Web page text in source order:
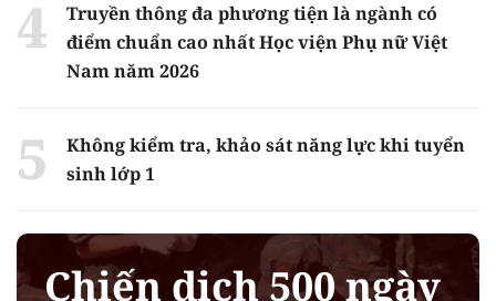
Truyền thông đa phương tiện là ngành có
điểm chuẩn cao nhất Học viện Phụ nữ Việt
Nam năm 2026
Không kiểm tra, khảo sát năng lực khi tuyển
sinh lớp 1
Chiến dịch 500 ngày